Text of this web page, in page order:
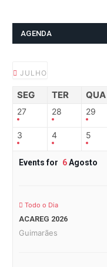
AGENDA
JULHO
SEG TER QUA
27 28 29
3 4 5
Events for 6Agosto
Todo o Dia
ACAREG 2026
Guimarães